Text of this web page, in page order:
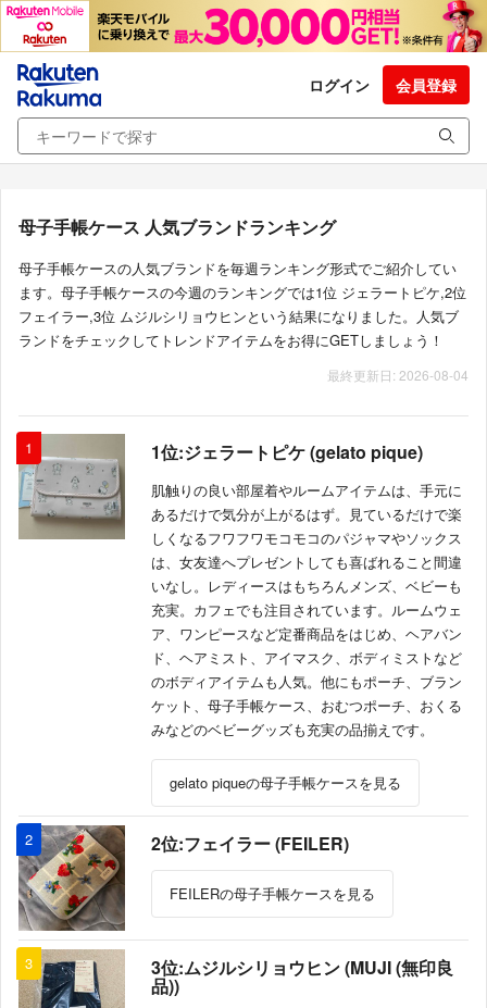
ログイン 会員登録
母子手帳ケース 人気ブランドランキング
母子手帳ケースの人気ブランドを毎週ランキング形式でご紹介してい
ます。母子手帳ケースの今週のランキングでは1位 ジェラートピケ,2位
フェイラー,3位 ムジルシリョウヒンという結果になりました。人気ブ
ランドをチェックしてトレンドアイテムをお得にGETしましょう！
最終更新日: 2026-08-04
1 1位:ジェラートピケ (gelato pique)
肌触りの良い部屋着やルームアイテムは、手元に
あるだけで気分が上がるはず。見ているだけで楽
しくなるフワフワモコモコのパジャマやソックス
は、女友達へプレゼントしても喜ばれること間違
いなし。レディースはもちろんメンズ、ベビーも
充実。カフェでも注目されています。ルームウェ
ア、ワンピースなど定番商品をはじめ、ヘアバン
ド、ヘアミスト、アイマスク、ボディミストなど
のボディアイテムも人気。他にもポーチ、ブラン
ケット、母子手帳ケース、おむつポーチ、おくる
みなどのベビーグッズも充実の品揃えです。
gelato piqueの母子手帳ケースを見る
2 2位:フェイラー (FEILER)
FEILERの母子手帳ケースを見る
3 3位:ムジルシリョウヒン (MUJI (無印良
品))